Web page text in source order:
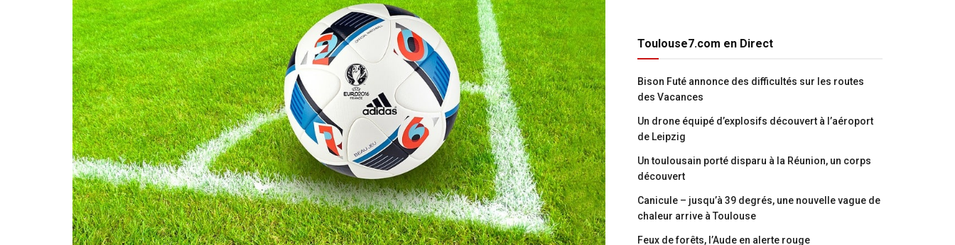
Toulouse7.com en Direct
Bison Futé annonce des difficultés sur les routes
des Vacances
Un drone équipé d’explosifs découvert à l’aéroport
de Leipzig
Un toulousain porté disparu à la Réunion, un corps
découvert
Canicule – jusqu’à 39 degrés, une nouvelle vague de
chaleur arrive à Toulouse
Feux de forêts, l’Aude en alerte rouge